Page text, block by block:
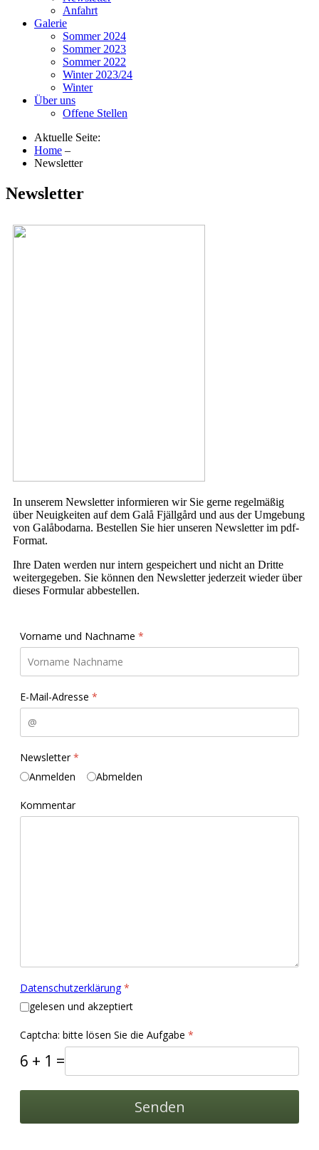
Anfahrt
Galerie
Sommer 2024
Sommer 2023
Sommer 2022
Winter 2023/24
Winter
Über uns
Offene Stellen
Aktuelle Seite:
Home –
Newsletter
Newsletter
In unserem Newsletter informieren wir Sie gerne regelmäßig
über Neuigkeiten auf dem Galå Fjällgård und aus der Umgebung
von Galåbodarna. Bestellen Sie hier unseren Newsletter im pdf-
Format.
Ihre Daten werden nur intern gespeichert und nicht an Dritte
weitergegeben. Sie können den Newsletter jederzeit wieder über
dieses Formular abbestellen.
Vorname und Nachname *
E-Mail-Adresse *
Newsletter*
Anmelden
Abmelden
Kommentar
Datenschutzerklärung *
gelesen und akzeptiert
Captcha: bitte lösen Sie die Aufgabe *
6 + 1 =
Senden